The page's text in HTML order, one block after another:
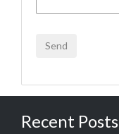
Recent Posts